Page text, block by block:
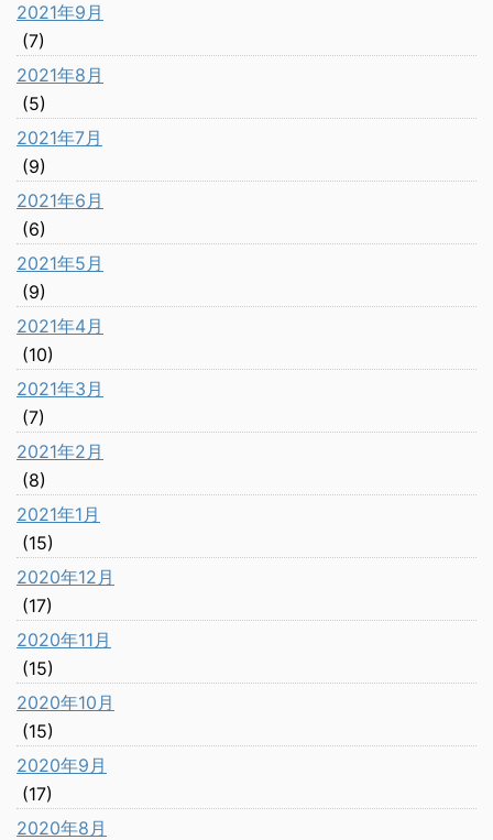
2021年9月
(7)
2021年8月
(5)
2021年7月
(9)
2021年6月
(6)
2021年5月
(9)
2021年4月
(10)
2021年3月
(7)
2021年2月
(8)
2021年1月
(15)
2020年12月
(17)
2020年11月
(15)
2020年10月
(15)
2020年9月
(17)
2020年8月